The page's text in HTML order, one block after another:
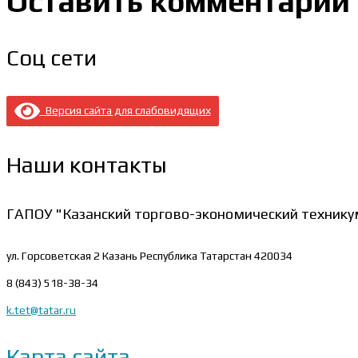
Соц сети
Версия сайта для слабовидящих
Наши контакты
ГАПОУ "Казанский торгово-экономический
ул. Горсоветская 2 Казань Республика Татарстан 420034
8 (843) 518-38-34
k.tet@tatar.ru